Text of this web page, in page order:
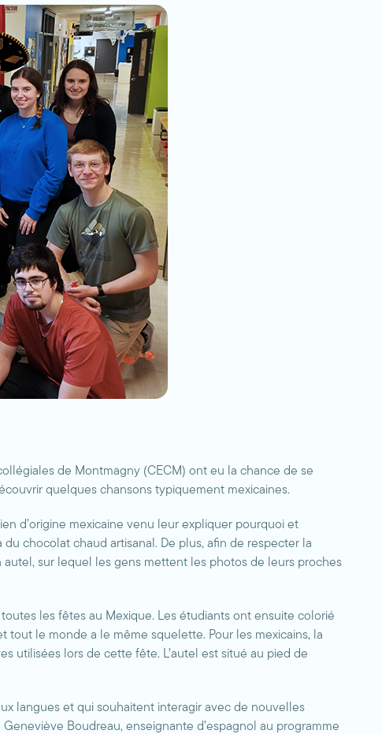
de Montmagny (CECM) ont eu la chance de se
quelques chansons typiquement mexicaines.
d’origine mexicaine venu leur expliquer pourquoi et
chocolat chaud artisanal. De plus, afin de respecter la
sur lequel les gens mettent les photos de leurs proches
les fêtes au Mexique. Les étudiants ont ensuite colorié
tout le monde a le même squelette. Pour les mexicains, la
utilisées lors de cette fête. L’autel est situé au pied de
langues et qui souhaitent interagir avec de nouvelles
Boudreau, enseignante d’espagnol au programme